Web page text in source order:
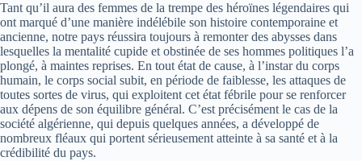
Tant qu’il aura des femmes de la trempe des héroïnes légendaires qui
ont marqué d’une manière indélébile son histoire contemporaine et
ancienne, notre pays réussira toujours à remonter des abysses dans
lesquelles la mentalité cupide et obstinée de ses hommes politiques l’a
plongé, à maintes reprises. En tout état de cause, à l’instar du corps
humain, le corps social subit, en période de faiblesse, les attaques de
toutes sortes de virus, qui exploitent cet état fébrile pour se renforcer
aux dépens de son équilibre général. C’est précisément le cas de la
société algérienne, qui depuis quelques années, a développé de
nombreux fléaux qui portent sérieusement atteinte à sa santé et à la
crédibilité du pays.